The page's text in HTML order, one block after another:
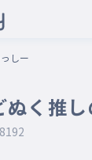
しー
ぬく推